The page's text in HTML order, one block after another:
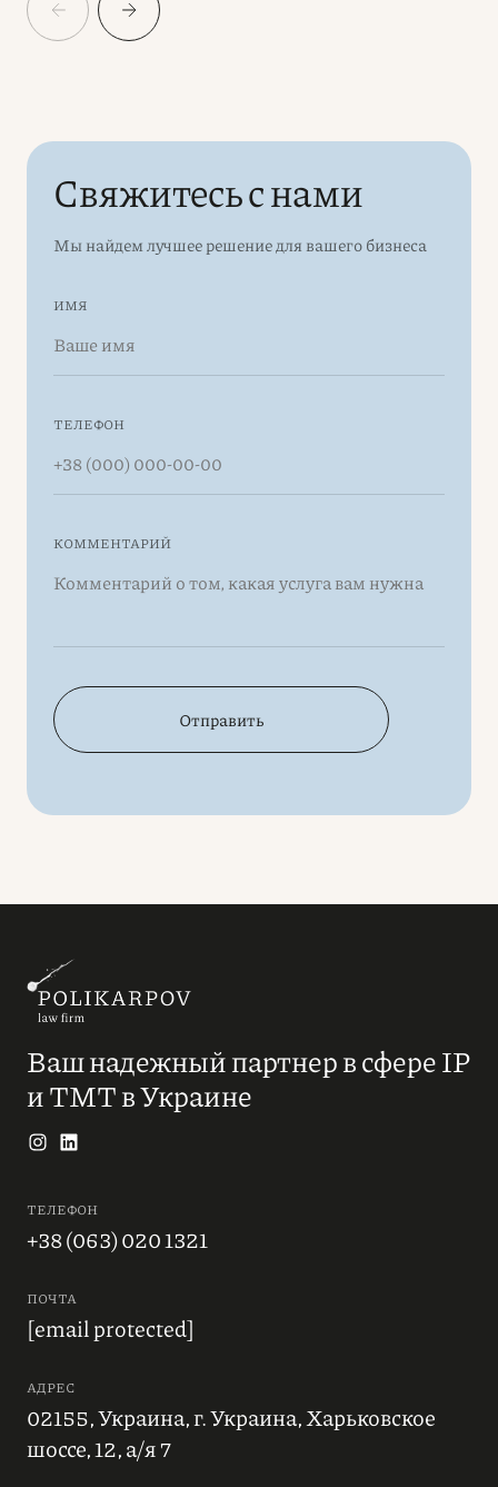
Свяжитесь с нами
Мы найдем лучшее решение для вашего бизнеса
ИМЯ
ТЕЛЕФОН
КОММЕНТАРИЙ
Отправить
Ваш надежный партнер в сфере IP
и ТМТ в Украине
ТЕЛЕФОН
+38 (063) 020 1321
ПОЧТА
[email protected]
АДРЕС
02155, Украина, г. Украина, Харьковское
шоссе, 12, а/я 7